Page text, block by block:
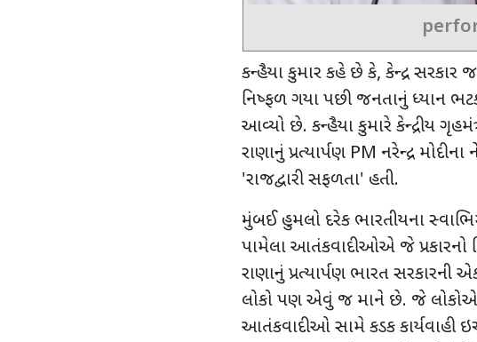
કન્હૈયા કુમાર કહે છે કે, કેન્દ્ર સરકાર
નિષ્ફળ ગયા પછી જનતાનું ધ્યાન
આવ્યો છે. કન્હૈયા કુમારે કેન્દ્રીય
રાણાનું પ્રત્યાર્પણ PM નરેન્દ્ર
'રાજદ્વારી સફળતા' હતી.
મુંબઈ હુમલો દરેક ભારતીયના
પામેલા આતંકવાદીઓએ જે પ્રકારનો
રાણાનું પ્રત્યાર્પણ ભારત સરકારની
લોકો પણ એવું જ માને છે. જે લોકોએ
આતંકવાદીઓ સામે કડક કાર્યવાહી